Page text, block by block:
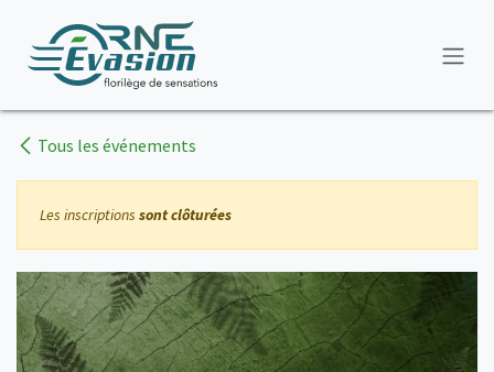
Tous les événements
Les inscriptions sont clôturées